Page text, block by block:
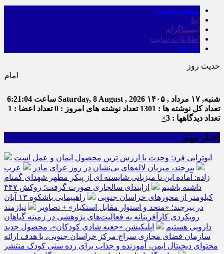
صفحه نخست
ایتا
اینستاگرام
اطلاعات سایت
برو بالا
حدیث روز
امام علی (ع) می
شنبه, ۱۷ مرداد , ۱۴۰۵ Saturday, 8 August , 2026 ساعت 6:21:05
تعداد کل نوشته ها : 1301
تعداد نوشته های امروز : 0
تعداد اعضا : 1
تعداد دیدگاهها : 3
×
اخبار مهم
ابوترابی فرد: وحدت با ارزش ترین محصول ایمان و عمل است
بیرجند، میزبان لاله‌های بی‌نشان در روز عزای مادر
عرب
زاده: آماده این تا میزبانی شایسته ای از پیکر مطهر شهدای گمنام
داشته باشیم
ازابتدای سالجاری صورت گرفت؛ روکش ۴۴۷
کیلومتر از محورهای خراسان جنوبی
راهپیمایی باشکوه ۱۳ آبان
در بیرجند؛ «متحد و استوار مقابل استکبار» + تصاویر
نیازمند
رویکردی کارآفرینانه به فعالیت‌های پژوهشی در زمینه گیاهان
دارویی هستیم
اپلیکیشن «جعبه شادی کودکان»، محصول جدید
سازمان فضای مجازی سراج مرکز خراسان جنوبی، با هدف ارائه
محتوای دیجیتال ایمن، آموزنده و جذاب برای رده سنی کودک منتشر